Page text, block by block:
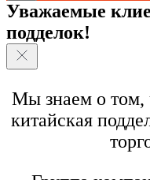
Уважаемые
подделок!
Мы знаем о том,
китайская